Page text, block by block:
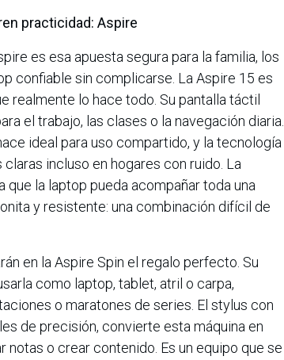
practicidad: Aspire
es esa apuesta segura para la familia, los
confiable sin complicarse. La Aspire 15 es
realmente lo hace todo. Su pantalla táctil
el trabajo, las clases o la navegación diaria.
ideal para uso compartido, y la tecnología
incluso en hogares con ruido. La
la laptop pueda acompañar toda una
y resistente: una combinación difícil de
en la Aspire Spin el regalo perfecto. Su
como laptop, tablet, atril o carpa,
o maratones de series. El stylus con
de precisión, convierte esta máquina en
o crear contenido. Es un equipo que se